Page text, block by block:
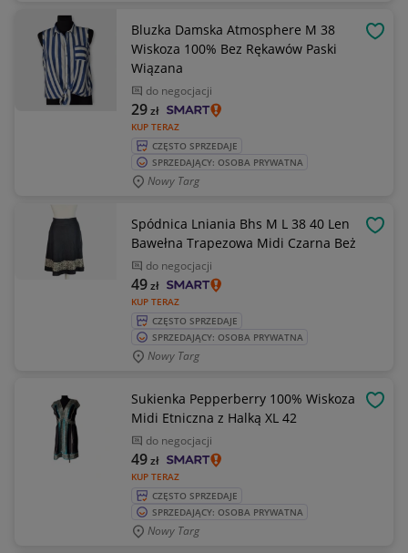
Bluzka Damska Atmosphere M 38
Wiskoza 100% Bez Rękawów Paski
Wiązana
do negocjacji
KUP TERAZ
29zł
CZĘSTO SPRZEDAJE
SPRZEDAJĄCY: OSOBA PRYWATNA
Nowy Targ
Spódnica Lniania Bhs M L 38 40 Len
Bawełna Trapezowa Midi Czarna Beż
do negocjacji
KUP TERAZ
49zł
CZĘSTO SPRZEDAJE
SPRZEDAJĄCY: OSOBA PRYWATNA
Nowy Targ
Sukienka Pepperberry 100% Wiskoza
Midi Etniczna z Halką XL 42
do negocjacji
KUP TERAZ
49zł
CZĘSTO SPRZEDAJE
SPRZEDAJĄCY: OSOBA PRYWATNA
Nowy Targ